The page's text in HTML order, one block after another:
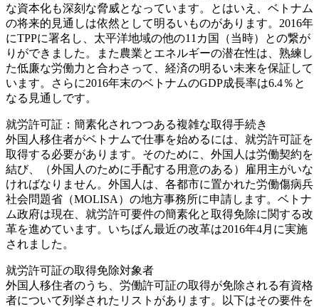
な資本化も深刻な脅威となっています。とはいえ、ベトナム
の将来的見通しは依然として明るいものがあります。2016年
にTPPに署名し、太平洋地域の他の11カ国（当時）との繋が
りができました。また農業とエネルギーの潜在性は、熟練し
た低廉な労働力と合わさって、経済の明るい未来を保証して
います。さらに2016年末のベトナムのGDP成長率は6.4％と
なる見通しです。
就労許可証：簡素化されつつある複雑な取得手続き
外国人移住者がベトナムで仕事を始めるには、就労許可証を
取得する必要があります。そのために、外国人は労働契約を
結び、（外国人のために手配する用意のある）雇用主がいな
ければなりません。外国人は、各都市に置かれた労働傷病兵
社会問題省（MOLISA）の地方事務所に申請します。ベトナ
ム政府は現在、就労許可要件の簡素化と取得免除に関する改
革を進めています。いちばん最近の改革は2016年4月に実施
されました。
就労許可証の取得免除対象者
外国人移住者のうち、労働許可証の取得が免除される有資格
者について列挙されたリストがあります。以下はその要件を